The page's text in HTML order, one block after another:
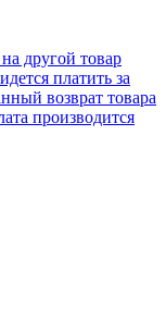
другой товар
платить за
возврат товара
производится